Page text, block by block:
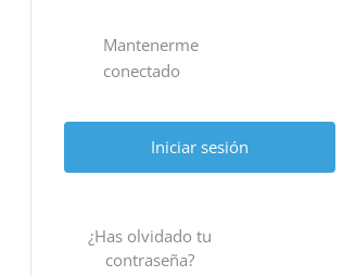
Mantenerme
conectado
¿Has olvidado tu
contraseña?